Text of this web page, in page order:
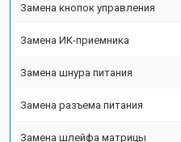
Замена кнопок управления
Замена ИК-приемника
Замена шнура питания
Замена разъема питания
Замена шлейфа матрицы